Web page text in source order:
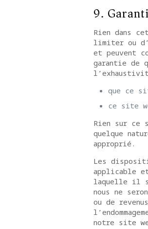
9.
Rien dans
limiter ou
et peuvent
garantie de
que ce
ce site
Rien sur ce
quelque
approprié.
Les
applicable
laquelle il
nous ne
ou de
notre site